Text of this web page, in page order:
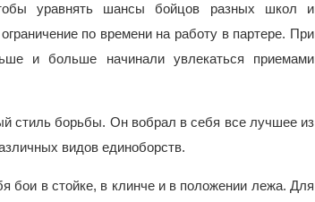
уравнять шансы бойцов разных школ и
по времени на работу в партере. При
и больше начинали увлекаться приемами
стиль борьбы. Он вобрал в себя все лучшее из
видов единоборств.
бои в стойке, в клинче и в положении лежа. Для